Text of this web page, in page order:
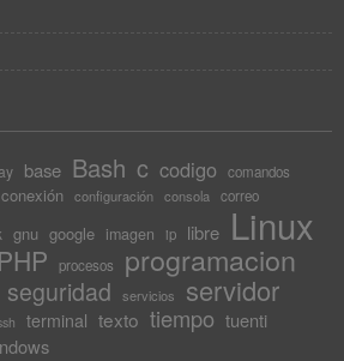
base Bash c codigo
comandos
conexión configuración consola correo
gnu google imagen ip libre Linux
PHP procesos programacion
seguridad servicios servidor
terminal texto tiempo tuenti